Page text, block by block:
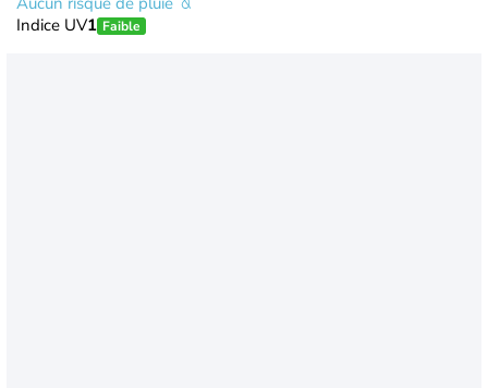
Indice UV1 Faible